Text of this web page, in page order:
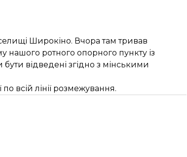
Широкіно. Вчора там тривав
ротного опорного пункту із
бути відведені згідно з мінськими
всій лінії розмежування.